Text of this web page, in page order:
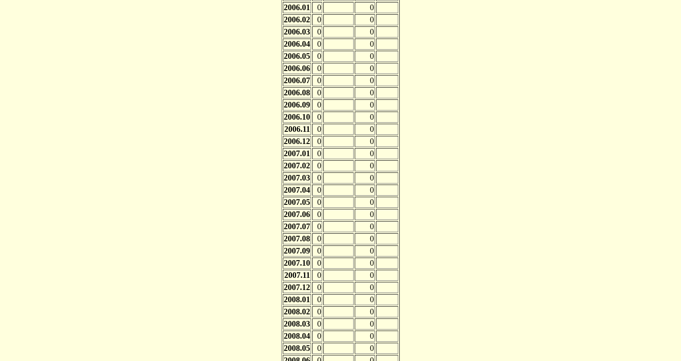
2006.01
0
0
2006.02
0
0
2006.03
0
0
2006.04
0
0
2006.05
0
0
2006.06
0
0
2006.07
0
0
2006.08
0
0
2006.09
0
0
2006.10
0
0
2006.11
0
0
2006.12
0
0
2007.01
0
0
2007.02
0
0
2007.03
0
0
2007.04
0
0
2007.05
0
0
2007.06
0
0
2007.07
0
0
2007.08
0
0
2007.09
0
0
2007.10
0
0
2007.11
0
0
2007.12
0
0
2008.01
0
0
2008.02
0
0
2008.03
0
0
2008.04
0
0
2008.05
0
0